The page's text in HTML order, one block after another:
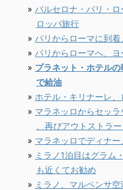
バルセロナ・パリ・
ロッパ旅行
パリからローマに到
パリからローマへ、
プラネット・ホテル
で給油
ホテル・キリナーレ
マラネッロからセッ
、再びアウトストラ
マラネッロでディナ
ミラノ1泊目はグラム
も近くてお勧め
ミラノ、マルペンサ